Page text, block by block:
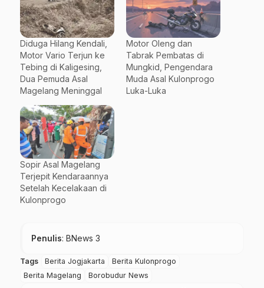
Diduga Hilang Kendali,
Motor Vario Terjun ke
Tebing di Kaligesing,
Dua Pemuda Asal
Magelang Meninggal
Motor Oleng dan
Tabrak Pembatas di
Mungkid, Pengendara
Muda Asal Kulonprogo
Luka-Luka
Sopir Asal Magelang
Terjepit Kendaraannya
Setelah Kecelakaan di
Kulonprogo
Penulis: BNews 3
Tags Berita Jogjakarta
Berita Kulonprogo
Berita Magelang
Borobudur News